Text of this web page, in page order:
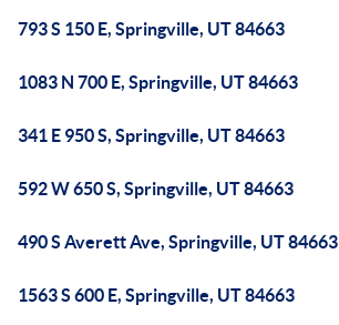
793 S 150 E, Springville, UT 84663
1083 N 700 E, Springville, UT 84663
341 E 950 S, Springville, UT 84663
592 W 650 S, Springville, UT 84663
490 S Averett Ave, Springville, UT 84663
1563 S 600 E, Springville, UT 84663